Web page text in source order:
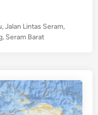
,Jalan Lintas Seram,
, Seram Barat